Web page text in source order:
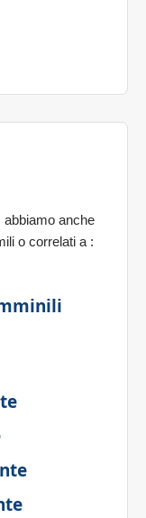
abbiamo anche
o correlati a :